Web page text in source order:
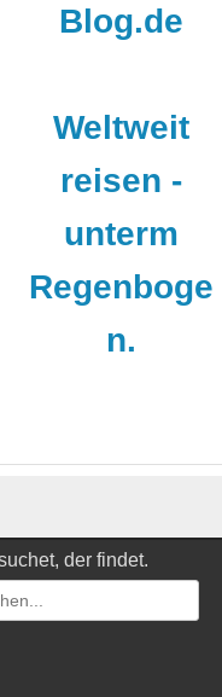
Blog.de
Weltweit
reisen -
unterm
Regenboge
n.
der findet.